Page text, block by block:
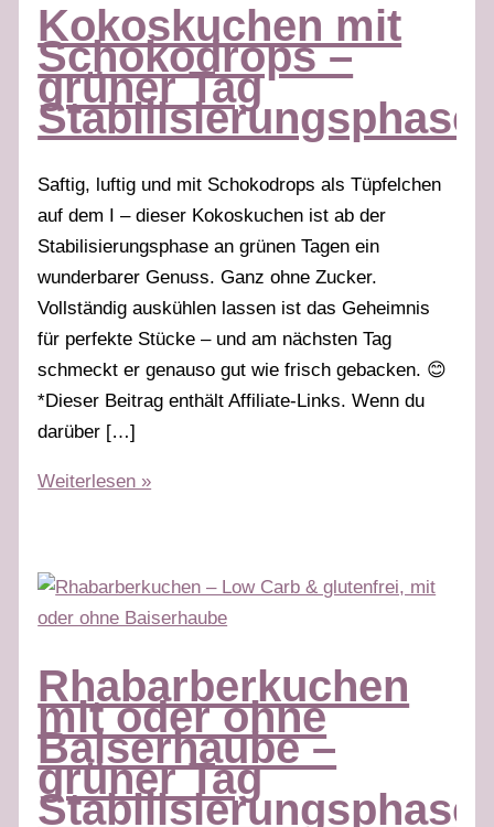
Kokoskuchen mit
Schokodrops –
grüner Tag
Stabilisierungsphase
Saftig, luftig und mit Schokodrops als Tüpfelchen
auf dem I – dieser Kokoskuchen ist ab der
Stabilisierungsphase an grünen Tagen ein
wunderbarer Genuss. Ganz ohne Zucker.
Vollständig auskühlen lassen ist das Geheimnis
für perfekte Stücke – und am nächsten Tag
schmeckt er genauso gut wie frisch gebacken. 😊
*Dieser Beitrag enthält Affiliate-Links. Wenn du
darüber […]
Kokoskuchen
–
Stabilisierungsphase
Weiterlesen »
Rhabarberkuchen
mit oder ohne
Baiserhaube –
grüner Tag
Stabilisierungsphase